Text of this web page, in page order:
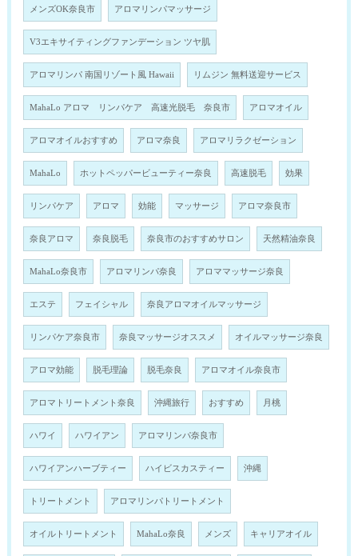
メンズOK奈良市 アロマリンパマッサージ
V3エキサイティングファンデーション ツヤ肌
アロマリンパ 南国リゾート風 Hawaii リムジン 無料送迎サービス
MahaLo アロマ リンパケア 高速光脱毛 奈良市 アロマオイル
アロマオイルおすすめ アロマ奈良 アロマリラクゼーション
MahaLo ホットペッパービューティー奈良 高速脱毛 効果
リンパケア アロマ 効能 マッサージ アロマ奈良市
奈良アロマ 奈良脱毛 奈良市のおすすめサロン 天然精油奈良
MahaLo奈良市 アロマリンパ奈良 アロママッサージ奈良
エステ フェイシャル 奈良アロマオイルマッサージ
リンパケア奈良市 奈良マッサージオススメ オイルマッサージ奈良
アロマ効能 脱毛理論 脱毛奈良 アロマオイル奈良市
アロマトリートメント奈良 沖縄旅行 おすすめ 月桃
ハワイ ハワイアン アロマリンパ奈良市
ハワイアンハーブティー ハイビスカスティー 沖縄
トリートメント アロマリンパトリートメント
オイルトリートメント MahaLo奈良 メンズ キャリアオイル